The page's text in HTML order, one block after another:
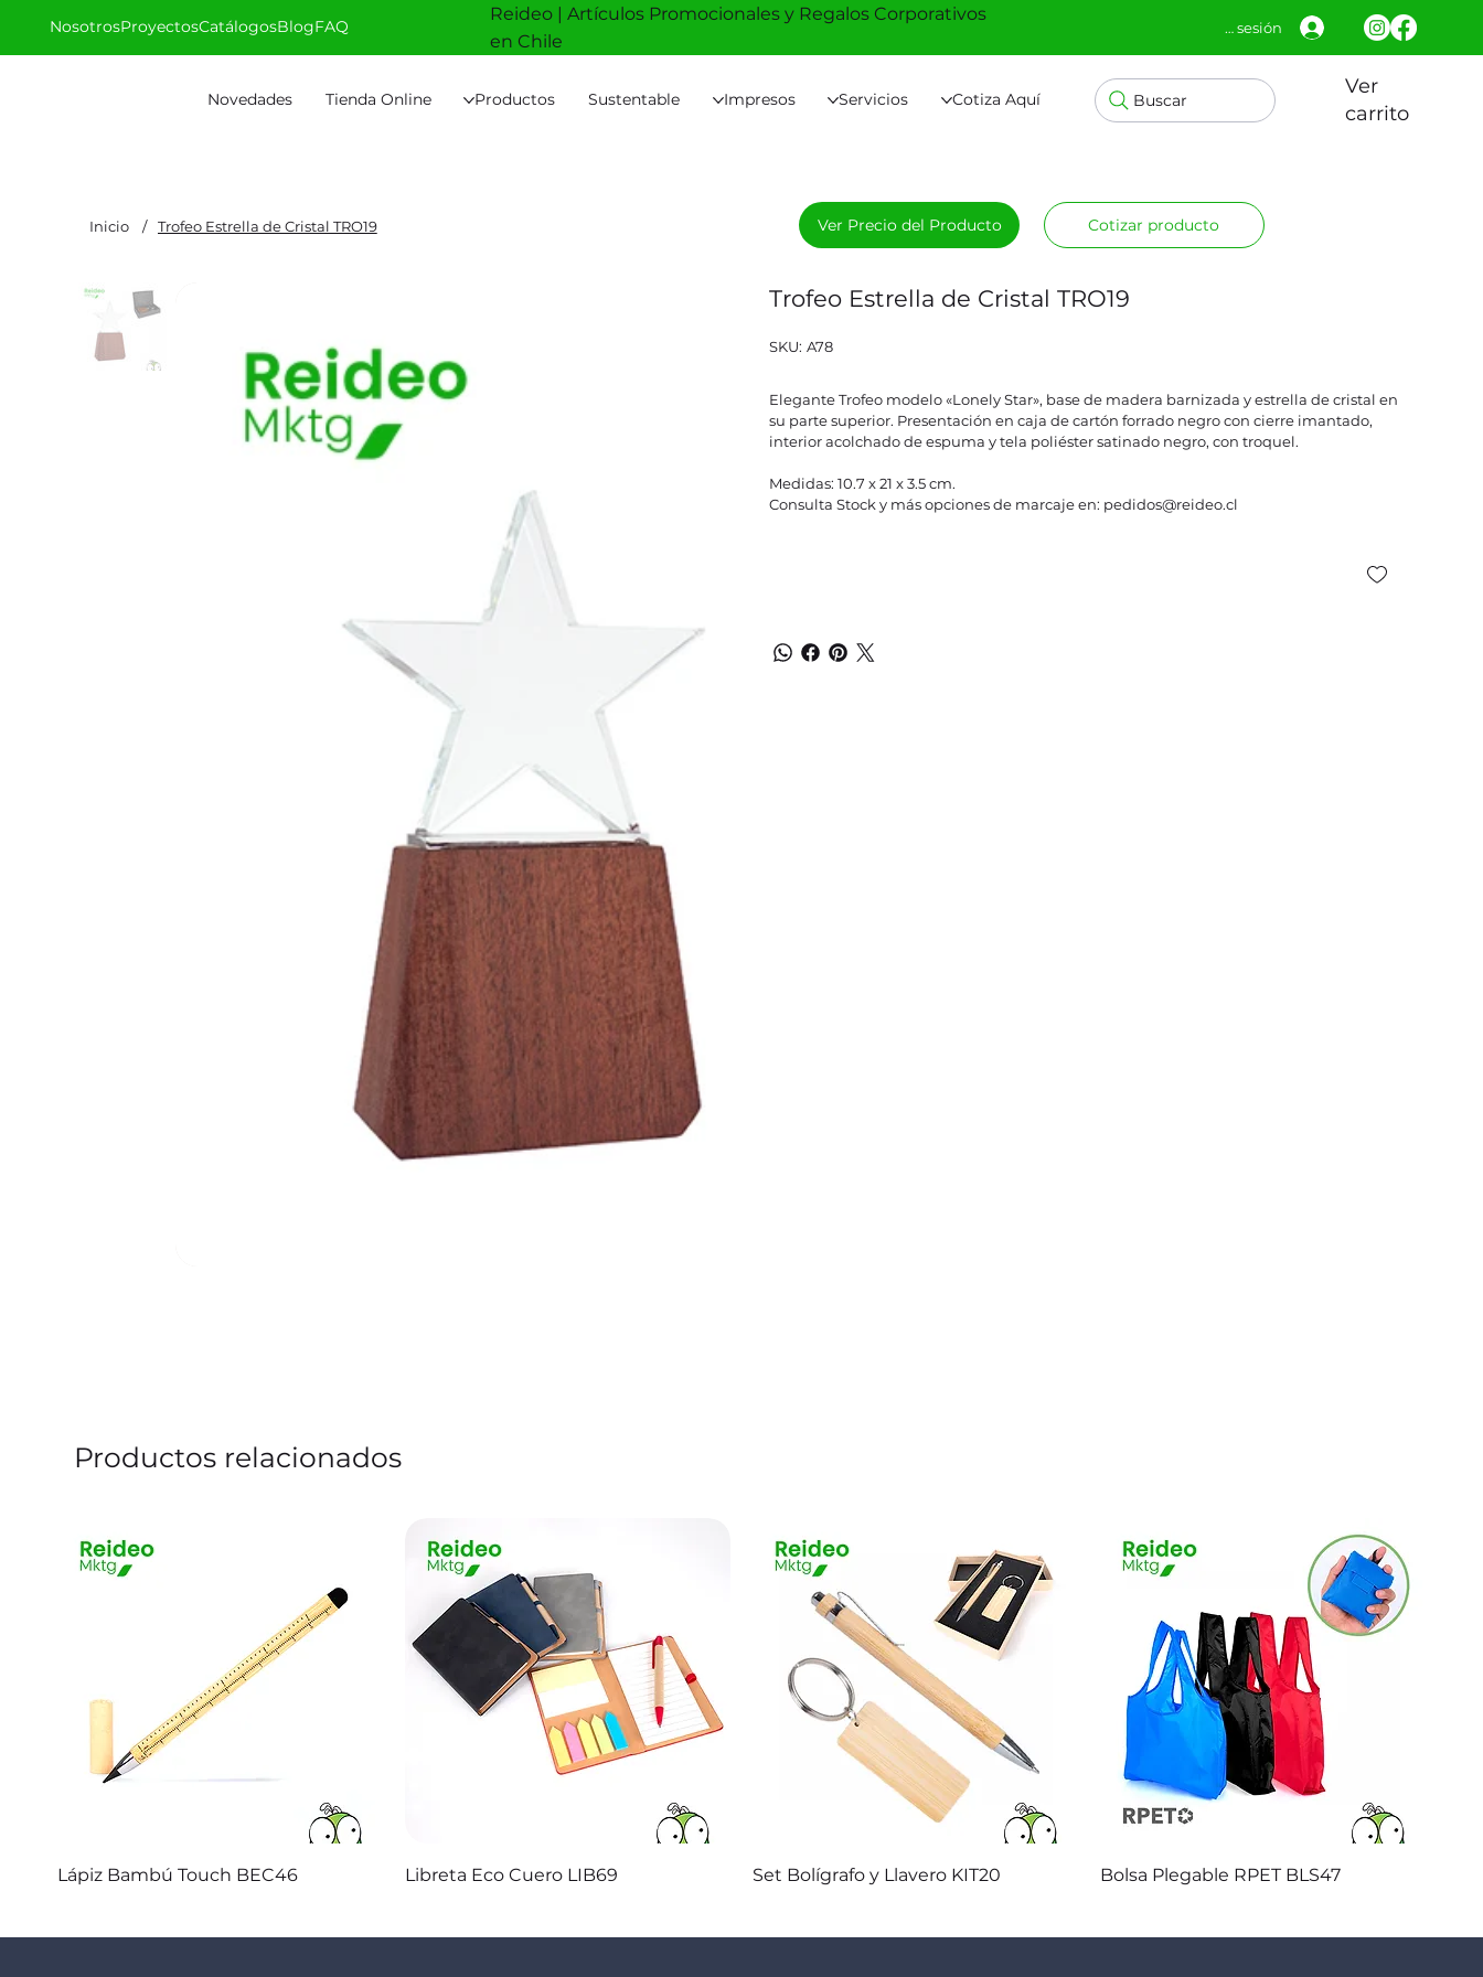
Novedades Tienda Online Productos Sustentable Impresos Servicios Cotiza Aquí Buscar
Ver
carrito
NosotrosProyectosCatálogosBlogFAQ
Reideo | Artículos Promocionales y Regalos Corporativos
en Chile
Iniciar sesión
Inicio / Trofeo Estrella de Cristal TRO19
Trofeo Estrella de Cristal TRO19
SKU:
SKU
A78
A78
Elegante Trofeo modelo «Lonely Star», base de madera barnizada y estrella de cristal en
su parte superior. Presentación en caja de cartón forrado negro con cierre imantado,
interior acolchado de espuma y tela poliéster satinado negro, con troquel.
Medidas: 10.7 x 21 x 3.5 cm.
Consulta Stock y más opciones de marcaje en: pedidos@reideo.cl
Ver Precio del Producto Cotizar producto
Productos relacionados
Vista rápida
Lápiz Bambú Touch BEC46 Vista rápida
Libreta Eco Cuero LIB69 Vista rápida
Set Bolígrafo y Llavero KIT20 Vista rápida
Bolsa Plegable RPET BLS47